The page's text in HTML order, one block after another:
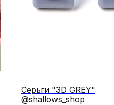
Серьги "3D GREY"
@shallows_shop